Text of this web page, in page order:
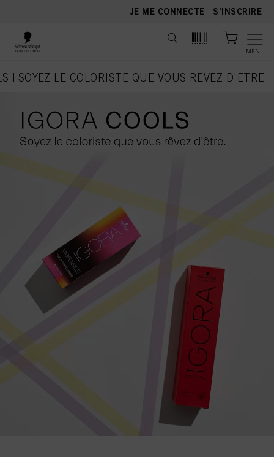
JE ME CONNECTE | S’INSCRIRE
MENU
| SOYEZ LE COLORISTE QUE VOUS REVEZ D'ETRE
current page